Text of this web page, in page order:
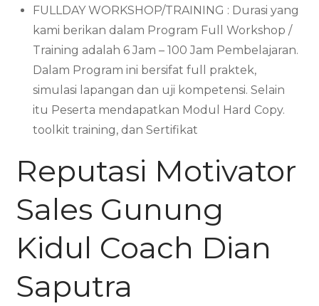
FULLDAY WORKSHOP/TRAINING : Durasi yang
kami berikan dalam Program Full Workshop /
Training adalah 6 Jam – 100 Jam Pembelajaran.
Dalam Program ini bersifat full praktek,
simulasi lapangan dan uji kompetensi. Selain
itu Peserta mendapatkan Modul Hard Copy.
toolkit training, dan Sertifikat
Reputasi Motivator
Sales Gunung
Kidul Coach Dian
Saputra